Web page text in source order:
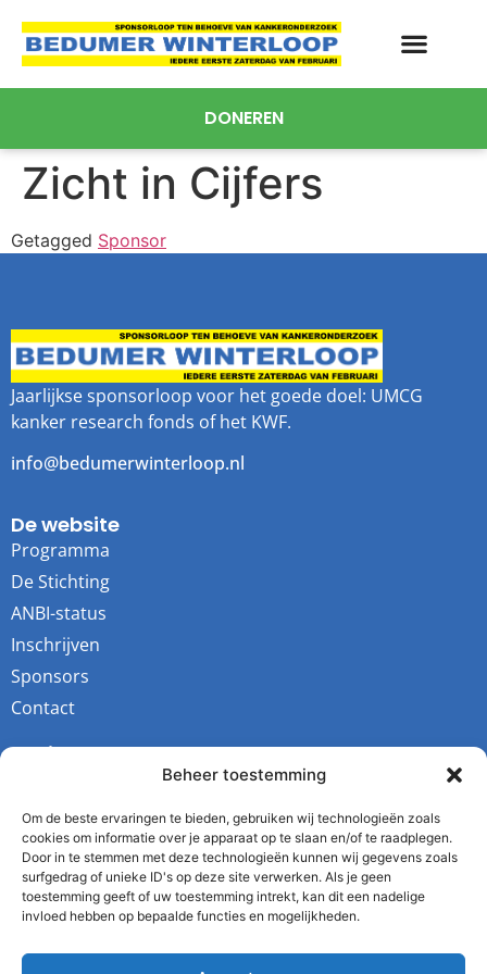
Beheer toestemming
Om de beste ervaringen te bieden, gebruiken wij technologieën zoals
cookies om informatie over je apparaat op te slaan en/of te raadplegen.
Door in te stemmen met deze technologieën kunnen wij gegevens zoals
surfgedrag of unieke ID's op deze site verwerken. Als je geen
toestemming geeft of uw toestemming intrekt, kan dit een nadelige
invloed hebben op bepaalde functies en mogelijkheden.
DONEREN
Zicht in Cijfers
Getagged Sponsor
Jaarlijkse sponsorloop voor het goede doel: UMCG
kanker research fonds of het KWF.
info@bedumerwinterloop.nl
De website
Programma
De Stichting
ANBI-status
Inschrijven
Sponsors
Contact
Socials
Instagram
Facebook
Twitter
Kvk: 64343731